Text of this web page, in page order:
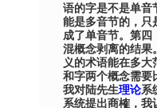
语的字是不是单音
能是多音节的，只
成了单音节。第四
混概念剥离的结果
义的术语能在多
和字两个概念需要
我对陆先生理论系
系统提出商榷，我